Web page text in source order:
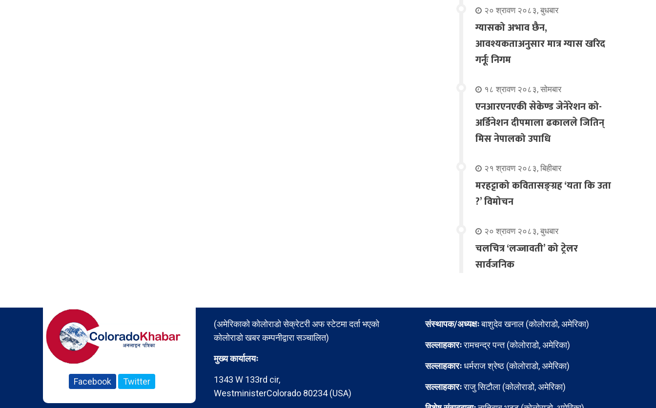
२० श्रावण २०८३, बुधबार
ग्यासको अभाव छैन,
आवश्यकताअनुसार मात्र ग्यास खरिद
गर्नूः निगम
१८ श्रावण २०८३, सोमबार
एनआरएनएकी सेकेण्ड जेनेरेशन को-
अर्डिनेशन दीपमाला ढकालले जितिन्
मिस नेपालको उपाधि
२१ श्रावण २०८३, बिहीबार
मरहट्टाको कवितासङ्ग्रह ‘यता कि उता
?’ विमोचन
२० श्रावण २०८३, बुधबार
चलचित्र ‘लज्जावती’ को ट्रेलर
सार्वजनिक
Facebook Twitter
(अमेरिकाको कोलोराडो सेक्रेटरी अफ स्टेटमा दर्ता भएको
कोलोराडो खबर कम्पनीद्वारा सञ्चालित)
मुख्य कार्यालयः
1343 W 133rd cir,
WestministerColorado 80234 (USA)
संस्थापक/अध्यक्षःबाशुदेव खनाल (कोलोराडो, अमेरिका)
सल्लाहकारःरामचन्द्र पन्त (कोलोराडो, अमेरिका)
सल्लाहकारःधर्मराज श्रेष्ठ (कोलोराडो, अमेरिका)
सल्लाहकारःराजु सिटौला (कोलोराडो, अमेरिका)